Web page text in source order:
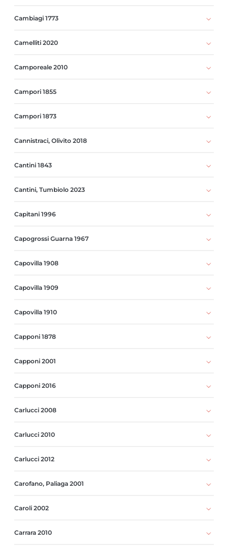
Cambiagi 1773
Camelliti 2020
Camporeale 2010
Campori 1855
Campori 1873
Cannistraci, Olivito 2018
Cantini 1843
Cantini, Tumbiolo 2023
Capitani 1996
Capogrossi Guarna 1967
Capovilla 1908
Capovilla 1909
Capovilla 1910
Capponi 1878
Capponi 2001
Capponi 2016
Carlucci 2008
Carlucci 2010
Carlucci 2012
Carofano, Paliaga 2001
Caroli 2002
Carrara 2010